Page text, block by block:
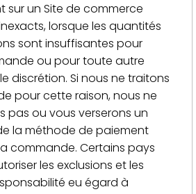
sur un Site de commerce
lorsque les quantités
sont insuffisantes pour
ou pour toute autre
discrétion. Si nous ne traitons
pour cette raison, nous ne
pas ou vous verserons un
la méthode de paiement
commande. Certains pays
les exclusions et les
eu égard à